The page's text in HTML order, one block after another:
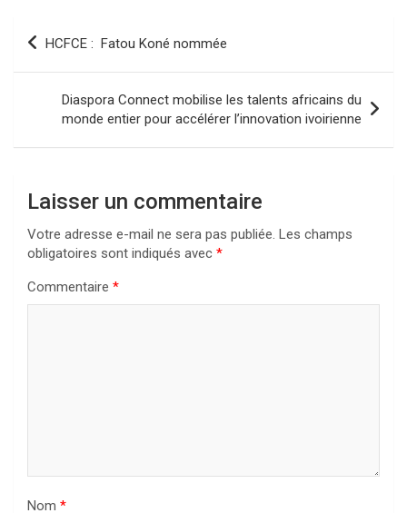
Navigation
l’article
HCFCE : Fatou Koné nommée
Diaspora Connect mobilise les talents africains du
monde entier pour accélérer l’innovation ivoirienne
Laisser un commentaire
Votre adresse e-mail ne sera pas publiée. Les champs
obligatoires sont indiqués avec *
Commentaire *
Nom *